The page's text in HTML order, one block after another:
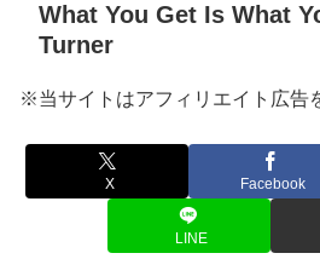
What You Get Is What
Turner
※当サイトはアフィリエイト広告
X Facebook
LINE